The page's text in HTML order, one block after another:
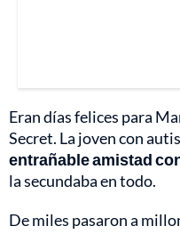
Eran días felices para
Secret. La joven con
entrañable amistad
la secundaba en todo.
De miles pasaron a